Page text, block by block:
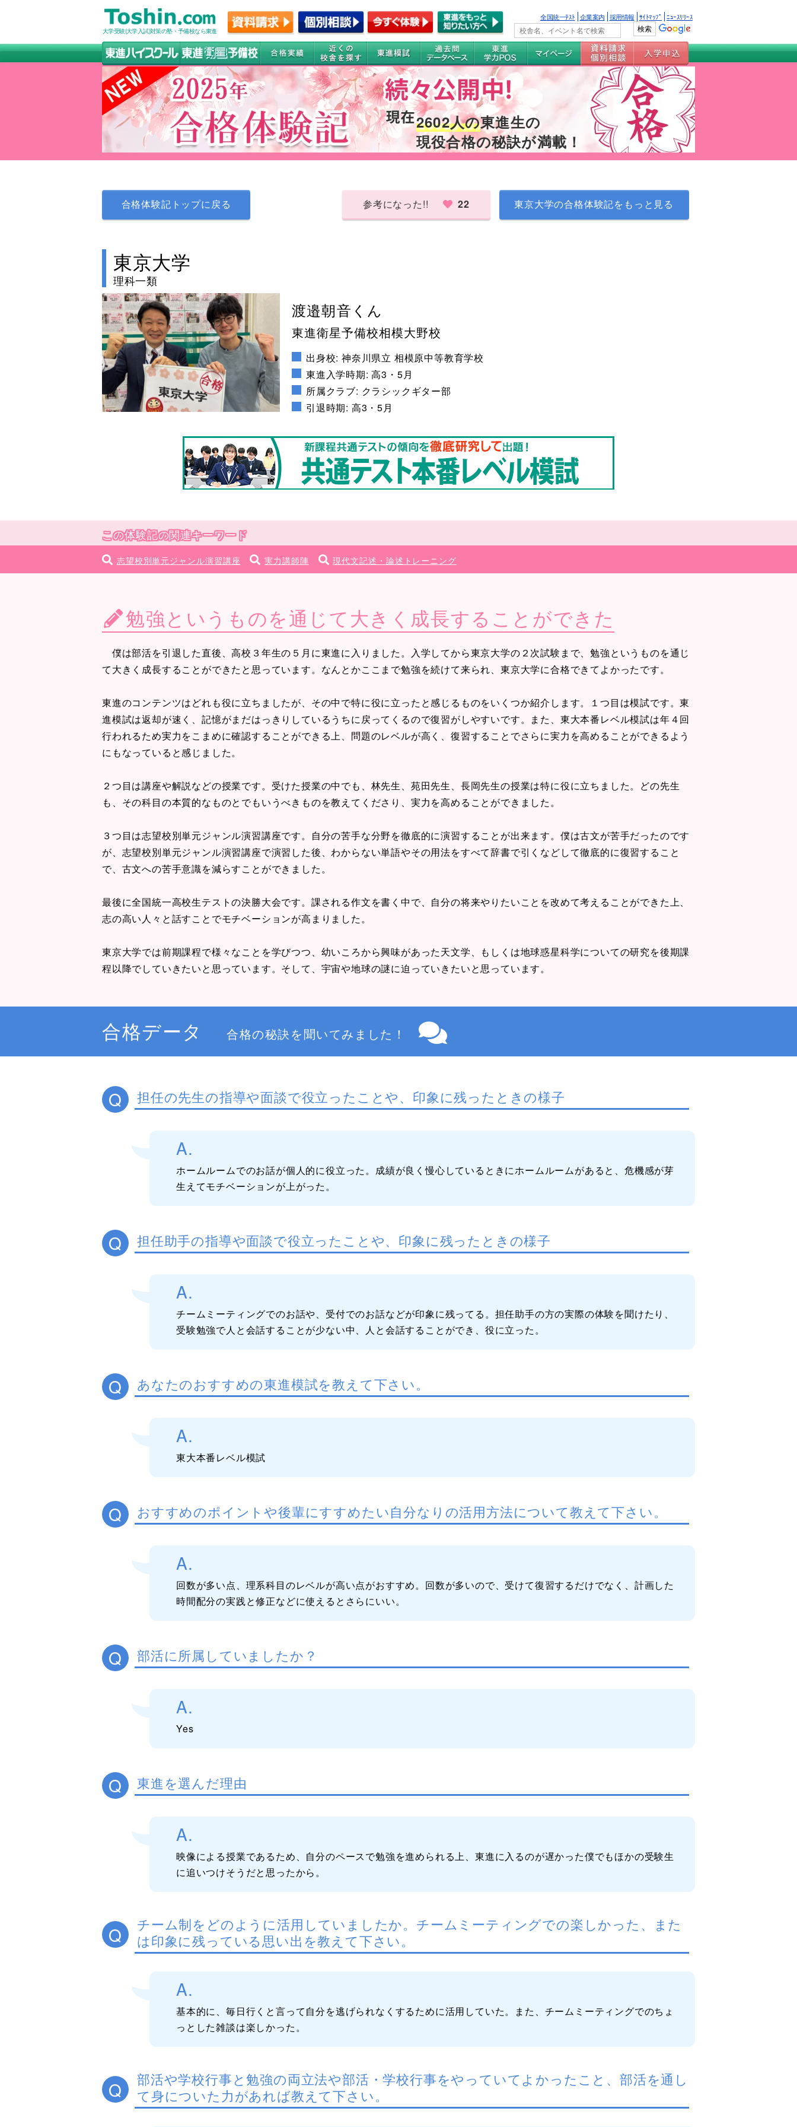
大学受験(大学入試)対策の塾・予備校なら東進
全国統一ﾃｽﾄ 企業案内 採用情報 ｻｲﾄﾏｯﾌﾟ ﾆｭｰｽﾘﾘｰｽ
2602人の東進生の
現役合格の秘訣が満載！
合格体験記トップに戻る 参考になった!! 22 東京大学の合格体験記をもっと見る
東京大学
理科一類
no image
渡邉朝音くん
東進衛星予備校相模大野校
出身校: 神奈川県立 相模原中等教育学校
東進入学時期: 高3・5月
所属クラブ: クラシックギター部
引退時期: 高3・5月
この体験記の関連キーワード
志望校別単元ジャンル演習講座 実力講師陣 現代文記述・論述トレーニング
勉強というものを通じて大きく成長することができた
僕は部活を引退した直後、高校３年生の５月に東進に入りました。入学してから東京大学の２次試験まで、勉強というものを通じ
て大きく成長することができたと思っています。なんとかここまで勉強を続けて来られ、東京大学に合格できてよかったです。
東進のコンテンツはどれも役に立ちましたが、その中で特に役に立ったと感じるものをいくつか紹介します。１つ目は模試です。東
進模試は返却が速く、記憶がまだはっきりしているうちに戻ってくるので復習がしやすいです。また、東大本番レベル模試は年４回
行われるため実力をこまめに確認することができる上、問題のレベルが高く、復習することでさらに実力を高めることができるよう
にもなっていると感じました。
２つ目は講座や解説などの授業です。受けた授業の中でも、林先生、苑田先生、長岡先生の授業は特に役に立ちました。どの先生
も、その科目の本質的なものとでもいうべきものを教えてくださり、実力を高めることができました。
３つ目は志望校別単元ジャンル演習講座です。自分の苦手な分野を徹底的に演習することが出来ます。僕は古文が苦手だったのです
が、志望校別単元ジャンル演習講座で演習した後、わからない単語やその用法をすべて辞書で引くなどして徹底的に復習すること
で、古文への苦手意識を減らすことができました。
最後に全国統一高校生テストの決勝大会です。課される作文を書く中で、自分の将来やりたいことを改めて考えることができた上、
志の高い人々と話すことでモチベーションが高まりました。
東京大学では前期課程で様々なことを学びつつ、幼いころから興味があった天文学、もしくは地球惑星科学についての研究を後期課
程以降でしていきたいと思っています。そして、宇宙や地球の謎に迫っていきたいと思っています。
合格データ 合格の秘訣を聞いてみました！
Q 担任の先生の指導や面談で役立ったことや、印象に残ったときの様子
A.
ホームルームでのお話が個人的に役立った。成績が良く慢心しているときにホームルームがあると、危機感が芽
生えてモチベーションが上がった。
Q 担任助手の指導や面談で役立ったことや、印象に残ったときの様子
A.
チームミーティングでのお話や、受付でのお話などが印象に残ってる。担任助手の方の実際の体験を聞けたり、
受験勉強で人と会話することが少ない中、人と会話することができ、役に立った。
Q あなたのおすすめの東進模試を教えて下さい。
A.
東大本番レベル模試
Q おすすめのポイントや後輩にすすめたい自分なりの活用方法について教えて下さい。
A.
回数が多い点、理系科目のレベルが高い点がおすすめ。回数が多いので、受けて復習するだけでなく、計画した
時間配分の実践と修正などに使えるとさらにいい。
Q 部活に所属していましたか？
A.
Yes
Q 東進を選んだ理由
A.
映像による授業であるため、自分のペースで勉強を進められる上、東進に入るのが遅かった僕でもほかの受験生
に追いつけそうだと思ったから。
Q
チーム制をどのように活用していましたか。チームミーティングでの楽しかった、また
は印象に残っている思い出を教えて下さい。
A.
基本的に、毎日行くと言って自分を逃げられなくするために活用していた。また、チームミーティングでのちょ
っとした雑談は楽しかった。
Q
部活や学校行事と勉強の両立法や部活・学校行事をやっていてよかったこと、部活を通し
て身についた力があれば教えて下さい。